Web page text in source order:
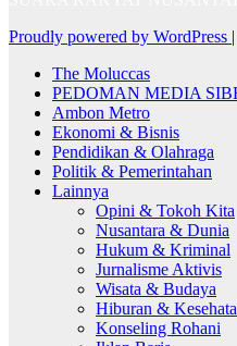
Proudly powered by WordPress |
The Moluccas
PEDOMAN MEDIA
Ambon Metro
Ekonomi & Bisnis
Pendidikan & Olahraga
Politik & Pemerintahan
Lainnya
Opini & Tokoh Kita
Nusantara & Dunia
Hukum & Kriminal
Jurnalisme Aktivis
Wisata & Budaya
Hiburan &
Konseling Rohani